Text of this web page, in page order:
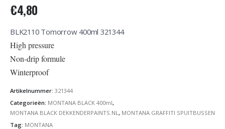
€4,80
BLK2110 Tomorrow 400ml 321344
High pressure
Non-drip formule
Winterproof
Artikelnummer: 321344
Categorieën: MONTANA BLACK 400ml,
MONTANA BLACK DEKKENDERPAINTS.NL , MONTANA GRAFFITI SPUITBUSSEN
Tag: MONTANA